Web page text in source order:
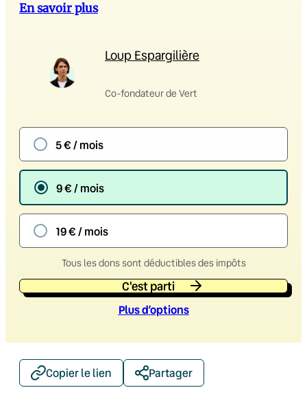
En savoir plus
Loup Espargilière
Co-fondateur de Vert
5 € / mois
9 € / mois
19 € / mois
Tous les dons sont déductibles des impôts
C'est parti
Plus d’options
Copier le lien Partager